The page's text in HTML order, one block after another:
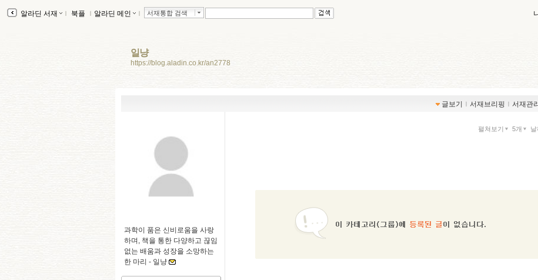
알라딘 서재 ｌ 북플 ｌ 알라딘 메인 ｌ 서재통합 검색
일냥
https://blog.aladin.co.kr/an2778
글보기 ｌ 서재브리핑 ｌ 서재관리
과학이 품은 신비로움을 사랑
하며, 책을 통한 다양하고 끊임
없는 배움과 성장을 소망하는
한 마리 - 일냥
펼쳐보기 5개 날